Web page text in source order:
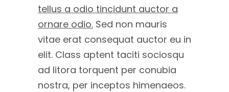
tellus a odio tincidunt auctor a
ornare odio. Sed non mauris
vitae erat consequat auctor eu in
elit. Class aptent taciti sociosqu
ad litora torquent per conubia
nostra, per inceptos himenaeos.